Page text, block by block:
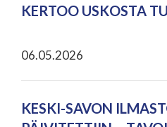
KERTOO USKOSTA
06.05.2026
KESKI-SAVON